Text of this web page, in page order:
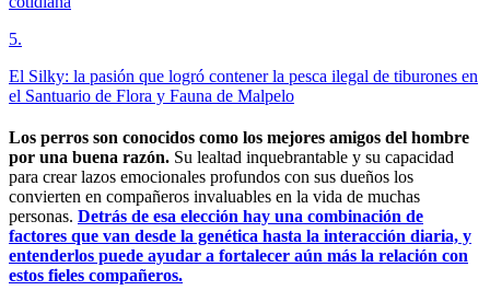
5.
El Silky: la pasión que logró contener la pesca ilegal de tiburones en
el Santuario de Flora y Fauna de Malpelo
Los perros son conocidos como los mejores amigos del hombre
por una buena razón. Su lealtad inquebrantable y su capacidad
para crear lazos emocionales profundos con sus dueños los
convierten en compañeros invaluables en la vida de muchas
personas. Detrás de esa elección hay una combinación de
factores que van desde la genética hasta la interacción diaria, y
entenderlos puede ayudar a fortalecer aún más la relación con
estos fieles compañeros.